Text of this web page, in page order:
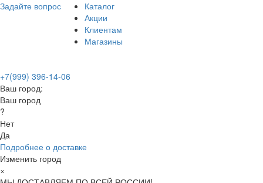
Задайте вопрос
Каталог
Акции
Клиентам
Магазины
+7(999) 396-14-06
Ваш город:
Ваш город
?
Нет
Да
Подробнее о доставке
Изменить город
×